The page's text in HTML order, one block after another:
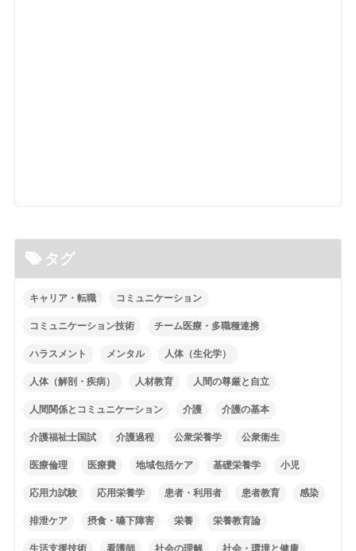
タグ
キャリア・転職 コミュニケーション
コミュニケーション技術 チーム医療・多職種連携
ハラスメント メンタル 人体（生化学）
人体（解剖・疾病） 人材教育 人間の尊厳と自立
人間関係とコミュニケーション 介護 介護の基本
介護福祉士国試 介護過程 公衆栄養学 公衆衛生
医療倫理 医療費 地域包括ケア 基礎栄養学 小児
応用力試験 応用栄養学 患者・利用者 患者教育 感染
排泄ケア 摂食・嚥下障害 栄養 栄養教育論
生活支援技術 看護師 社会の理解 社会・環境と健康